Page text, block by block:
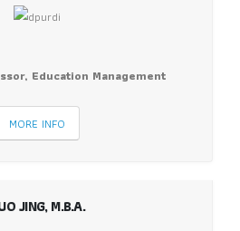
Education Management
MORE INFO
JING, M.B.A.